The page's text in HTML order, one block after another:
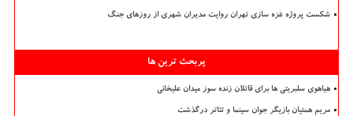
شکست پروژه غزه سازی تهران روایت مدیران شهری از روزهای جنگ
پربحث ترین ها
هیاهوی سلبریتی ها برای قاتلان زنده سوز میدان علیخانی
مریم همتیان بازیگر جوان سینما و تئاتر درگذشت